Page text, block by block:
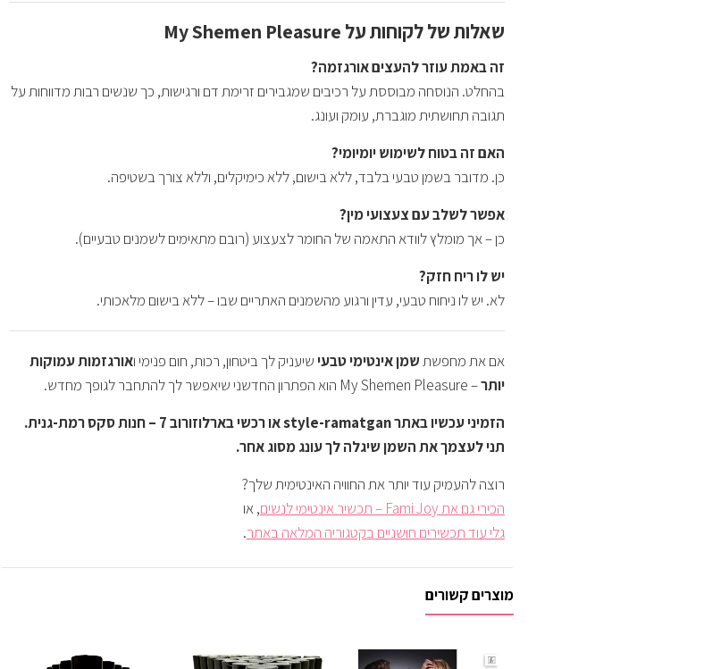
מוצרים קשורים
שאלות של לקוחות על My Shemen Pleasure
זה באמת עוזר להעצים אורגזמה?
בהחלט. הנוסחה מבוססת על רכיבים שמגבירים זרימת דם ורגישות, כך שנשים רבות מדווחות על
תגובה תחושתית מוגברת, עומק ועונג.
האם זה בטוח לשימוש יומיומי?
כן. מדובר בשמן טבעי בלבד, ללא בישום, ללא כימיקלים, וללא צורך בשטיפה.
אפשר לשלב עם צעצועי מין?
כן – אך מומלץ לוודא התאמה של החומר לצעצוע (רובם מתאימים לשמנים טבעיים).
יש לו ריח חזק?
לא. יש לו ניחוח טבעי, עדין ורגוע מהשמנים האתריים שבו – ללא בישום מלאכותי.
אם את מחפשתשמן אינטימי טבעישיעניק לך ביטחון, רכות, חום פנימי ואורגזמות עמוקות
יותר– My Shemen Pleasure הוא הפתרון החדשני שיאפשר לך להתחבר לגופך מחדש.
הזמיני עכשיו באתר style-ramatgan או רכשי בארלוזורוב 7 – חנות סקס רמת-גנית.
תני לעצמך את השמן שיגלה לך עונג מסוג אחר.
רוצה להעמיק עוד יותר את החוויה האינטימית שלך?
הכירי גם את Fami Joy – תכשיר אינטימי לנשים
, או
גלי עוד תכשירים חושניים בקטגוריה המלאה באתר.